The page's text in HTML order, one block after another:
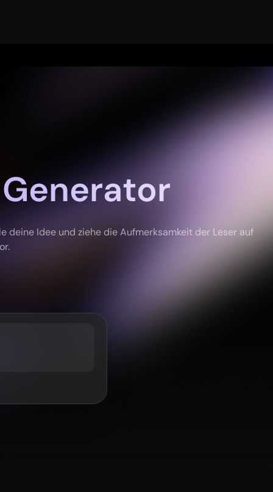
Idee und ziehe die Aufmerksamkeit der Leser auf